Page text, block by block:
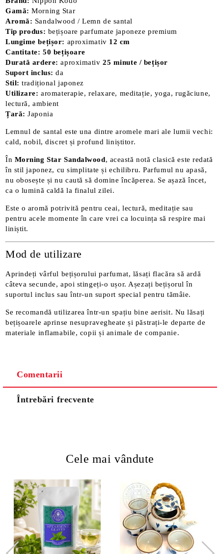
Gamă: Morning Star
Aromă: Sandalwood / Lemn de santal
Tip produs: bețișoare parfumate japoneze premium
Lungime bețișor: aproximativ 12 cm
Cantitate: 50 bețișoare
Durată ardere: aproximativ25 minute / bețișor
Suport inclus: da
Stil: tradițional japonez
Utilizare: aromaterapie, relaxare, meditație, yoga, rugăciune,
lectură, ambient
Țară: Japonia
Lemnul de santal este una dintre aromele mari ale lumii vechi:
cald, nobil, discret și profund liniștitor.
În Morning Star Sandalwood, această notă clasică este redată
în stil japonez, cu simplitate și echilibru. Parfumul nu apasă,
nu obosește și nu caută să domine încăperea. Se așază încet,
ca o lumină caldă la finalul zilei.
Este o aromă potrivită pentru ceai, lectură, meditație sau
pentru acele momente în care vrei ca locuința să respire mai
liniștit.
Mod de utilizare
Aprindeți vârful bețișorului parfumat, lăsați flacăra să ardă
câteva secunde, apoi stingeți-o ușor. Așezați bețișorul în
suportul inclus sau într-un suport special pentru tămâie.
Se recomandă utilizarea într-un spațiu bine aerisit. Nu lăsați
bețișoarele aprinse nesupravegheate și păstrați-le departe de
materiale inflamabile, copii și animale de companie.
Comentarii
Întrebări frecvente
Cele mai vândute